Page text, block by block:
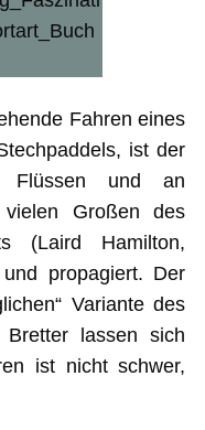
Fahren eines
ist der
Flüssen und an
Großen des
(Laird Hamilton,
propagiert. Der
Variante des
lassen sich
ist nicht schwer,